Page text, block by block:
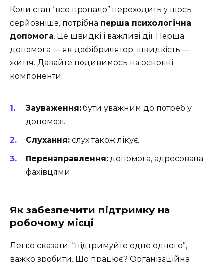
Коли стан “все пропало” переходить у щось
серйозніше, потрібна перша психологічна
допомога. Це швидкі і важливі дії. Перша
допомога — як дефібрилятор: швидкість —
життя. Давайте подивимось на основні
компоненти:
Зауваження: бути уважним до потреб у
допомозі.
Слухання: слух також лікує.
Перенаправлення: допомога, адресована
фахівцями.
Як забезпечити підтримку на
робочому місці
Легко сказати: “підтримуйте одне одного”,
важко зробити. Що працює? Організаційна